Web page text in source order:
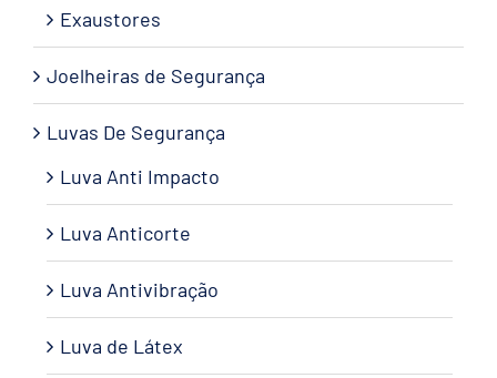
Exaustores
Joelheiras de Segurança
Luvas De Segurança
Luva Anti Impacto
Luva Anticorte
Luva Antivibração
Luva de Látex